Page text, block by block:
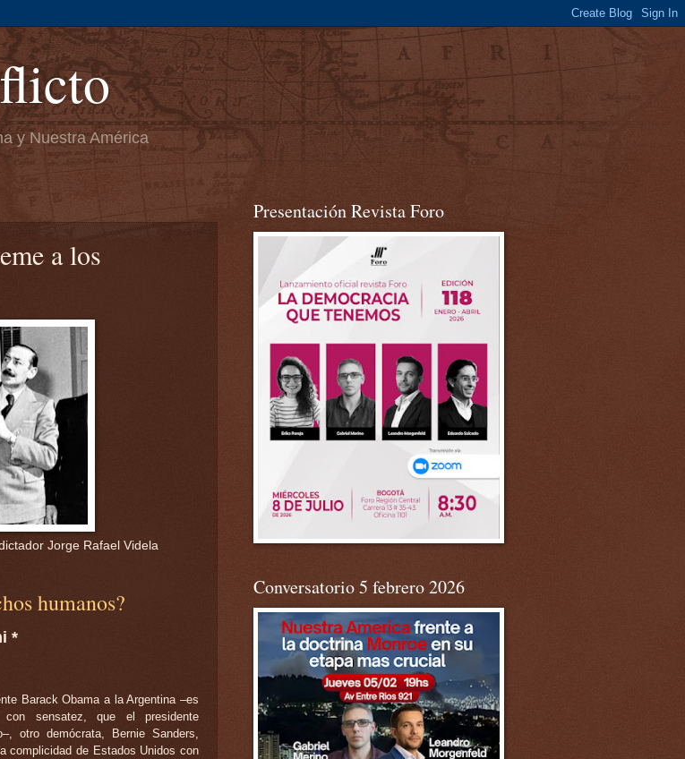
y Nuestra América
a los
Jorge Rafael Videla
humanos?
*
Barack Obama a la Argentina –es
sensatez, que el presidente
otro demócrata, Bernie Sanders,
complicidad de Estados Unidos con
Presentación Revista Foro
Conversatorio 5 febrero 2026